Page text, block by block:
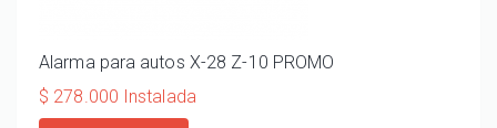
Alarma para autos X-28 Z-10 PROMO
$ 278.000 Instalada